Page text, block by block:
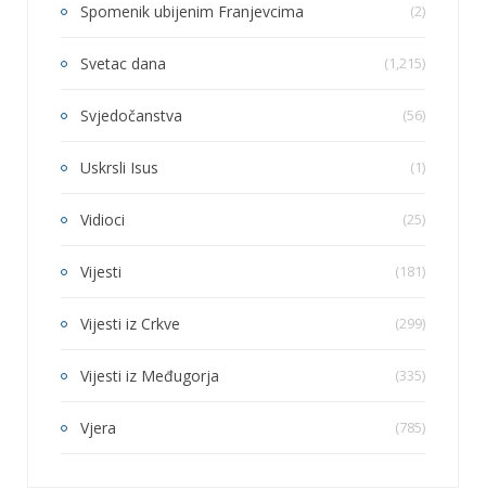
Spomenik ubijenim Franjevcima (2)
Svetac dana (1,215)
Svjedočanstva (56)
Uskrsli Isus (1)
Vidioci (25)
Vijesti (181)
Vijesti iz Crkve (299)
Vijesti iz Međugorja (335)
Vjera (785)